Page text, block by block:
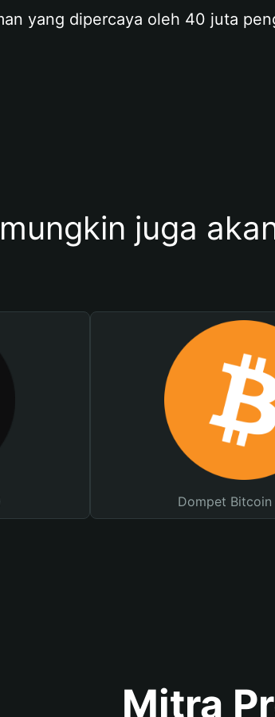
yang dipercaya oleh 40 juta
juga
Dompet Bitcoin
Mitra